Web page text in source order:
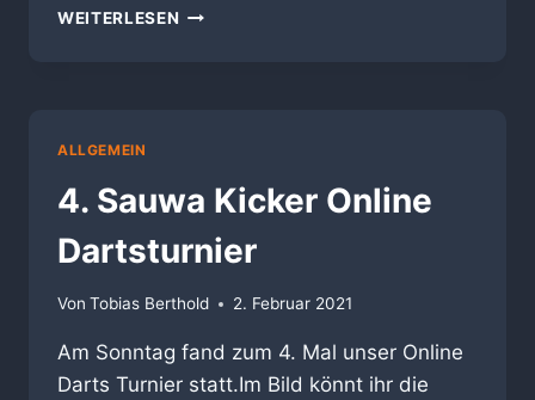
WEITERLESEN DAS
ALLGEMEIN
4. Sauwa Kicker Online
Dartsturnier
Von Tobias Berthold 2. Februar 2021
Am Sonntag fand zum 4. Mal unser Online
Darts Turnier statt.Im Bild könnt ihr die